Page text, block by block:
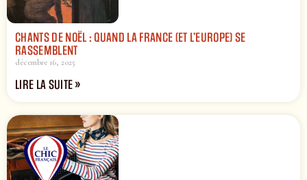
CHANTS DE NOËL : QUAND LA FRANCE (ET L’EUROPE) SE
RASSEMBLENT
décembre 16, 2025
LIRE LA SUITE »